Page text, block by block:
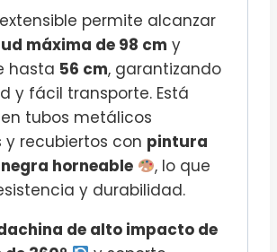
permite alcanzar
máxima de 98 cm y
hasta 56 cm, garantizando
y fácil transporte. Está
tubos metálicos
y recubiertos con pintura
horneable
, lo que
y durabilidad.
de alto impacto de